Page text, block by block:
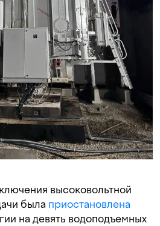
высоковольтной
была приостановлена
на девять водоподъемных